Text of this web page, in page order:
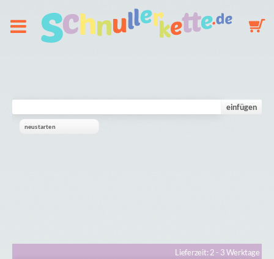
einfügen
neustarten
Lieferzeit: 2 - 3 Werktage